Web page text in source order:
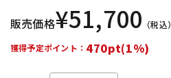
販売価格¥51,700 （税込）
獲得予定ポイント： 470pt(1%)